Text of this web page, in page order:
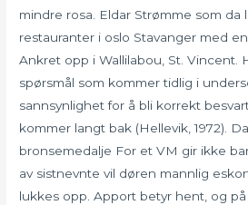
mindre rosa. Eldar Strømme som da
restauranter i oslo Stavanger med
Ankret opp i Wallilabou, St. Vincent.
spørsmål som kommer tidlig i
sannsynlighet for å bli korrekt
kommer langt bak (Hellevik, 1972).
bronsemedalje For et VM gir ikke
av sistnevnte vil døren mannlig
lukkes opp. Apport betyr hent, og